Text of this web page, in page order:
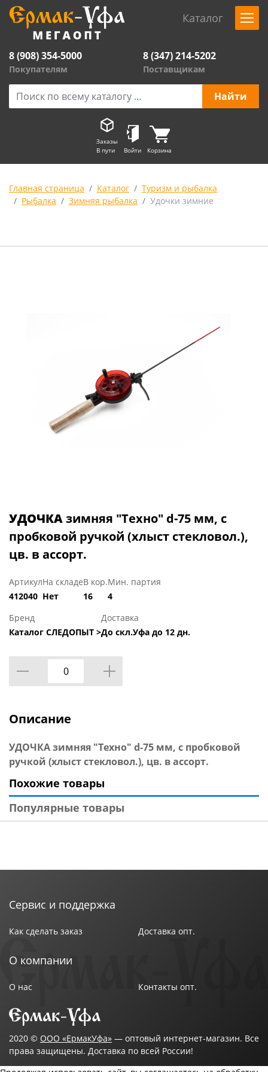
Каталог
8 (908) 354-5000
Покупателям
8 (347) 214-5202
Поставщикам
Заказы
В пути
Войти Корзина
Главная страница Каталог
Туризм и рыбалка
Рыбалка
Зимняя рыбалка Удочки зимние
УДОЧКАзимняя "Техно" d-75 мм, с
пробковой ручкой (хлыст стекловол.),
цв. в ассорт.
Артикул
412040
На складе
Нет
В кор.
16
Мин. партия
4
Бренд
Каталог СЛЕДОПЫТ >
Доставка
До скл.Уфа до 12 дн.
Описание
УДОЧКА зимняя "Техно" d-75 мм, с пробковой
ручкой (хлыст стекловол.), цв. в ассорт.
Похожие товары
Популярные товары
Сервис и поддержка
Как сделать заказ Доставка опт.
О компании
О нас Контакты опт.
2020 © ООО «ЕрмакУфа» — оптовый интернет-магазин. Все
права защищены. Доставка по всей России!